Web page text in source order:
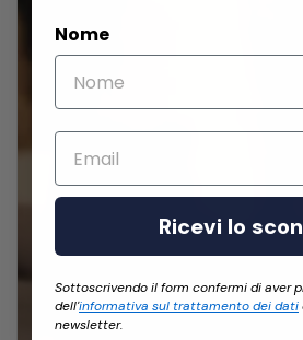
Nome
Email
Ricevi lo
Sottoscrivendo il form confermi di aver
dell'informativa sul trattamento dei dati
newsletter.